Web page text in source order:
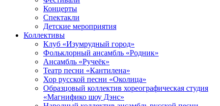
Концерты
Спектакли
Детские мероприятия
Коллективы
Клуб «Изумрудный город»
Фольклорный ансамбль «Родник»
Ансамбль «Ручеёк»
Театр песни «Кантилена»
Хор русской песни «Околица»
Образцовый коллектив хореографическая студия
«Магнифико шоу Дэнс»